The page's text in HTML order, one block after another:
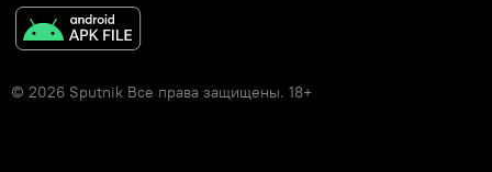
© 2026 Sputnik Все права защищены. 18+